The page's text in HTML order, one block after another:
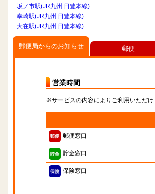
坂ノ市駅(JR九州 日豊本線)
幸崎駅(JR九州 日豊本線)
大在駅(JR九州 日豊本線)
郵便局からのお知らせ
営業時間
※サービスの内容によりご利用いただ
郵便窓口
貯金窓口
保険窓口
郵便